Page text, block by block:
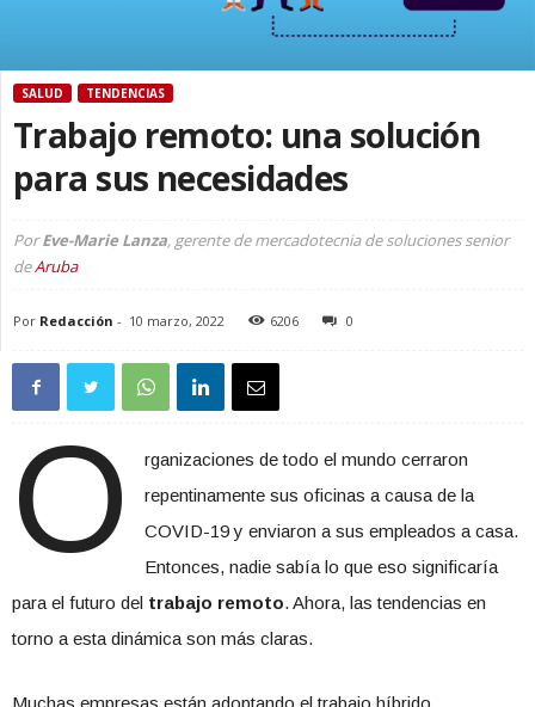
SALUD TENDENCIAS
Trabajo remoto: una solución
para sus necesidades
PorEve-Marie Lanza, gerente de mercadotecnia de soluciones senior
deAruba
Por Redacción - 10 marzo, 2022 6206 0
O
rganizaciones de todo el mundo cerraron
repentinamente sus oficinas a causa de la
COVID-19 y enviaron a sus empleados a casa.
Entonces, nadie sabía lo que eso significaría
para el futuro del trabajo remoto. Ahora, las tendencias en
torno a esta dinámica son más claras.
Muchas empresas están adoptando el trabajo híbrido